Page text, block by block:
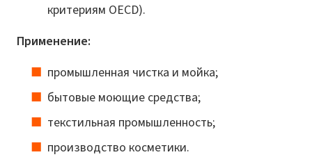
критериям OECD).
Применение:
промышленная чистка и мойка;
бытовые моющие средства;
текстильная промышленность;
производство косметики.